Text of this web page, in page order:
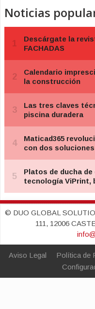
Noticias
© DUO GLOBAL
111, 12006
Aviso Legal Política de